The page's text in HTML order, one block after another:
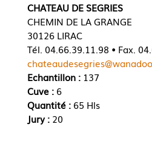
CHATEAU DE SEGRIES
CHEMIN DE LA GRANGE
30126 LIRAC
Tél. 04.66.39.11.98 • Fax.
Echantillon :137
Cuve : 6
Quantité : 65 Hls
Jury : 20